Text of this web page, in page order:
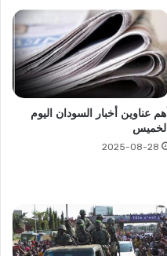
أهم عناوين أخبار السودان اليوم
الخميس
2025-08-28